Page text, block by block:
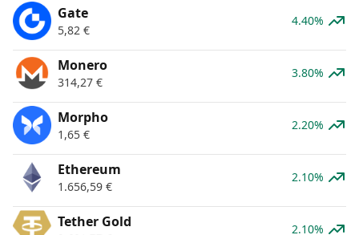
Gate
5,82 €
4.40%
Monero
314,27 €
3.80%
Morpho
1,65 €
2.20%
Ethereum
1.656,59 €
2.10%
Tether Gold 2.10%